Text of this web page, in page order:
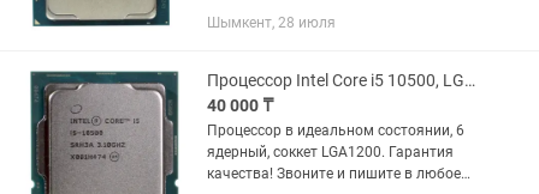
процессора Core i5 Сокет LGA1151 v2
Шымкент, 28 июля
Процессор Intel Core i5 10500, LGA1200, 6-ядерный
40 000 ₸
Процессор в идеальном состоянии, 6
ядерный, соккет LGA1200. Гарантия
качества! Звоните и пишите в любое